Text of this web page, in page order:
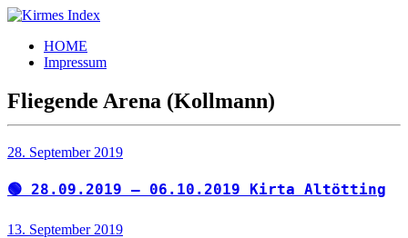
Zum
springen
Kirmes
Index
Tourpläne
der
letzten
Jahre
HOME
Impressum
Fliegende Arena (Kollmann)
28. September 2019
🟢 28.09.2019 – 06.10.2019 Kirta Altötting
13. September 2019